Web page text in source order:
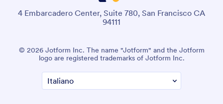
4 Embarcadero Center, Suite 780, San Francisco CA
94111
© 2026 Jotform Inc. The name "Jotform" and the Jotform
logo are registered trademarks of Jotform Inc.